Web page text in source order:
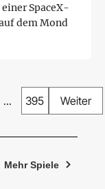
SpaceX-
dem Mond
... 395 Weiter
Mehr Spiele